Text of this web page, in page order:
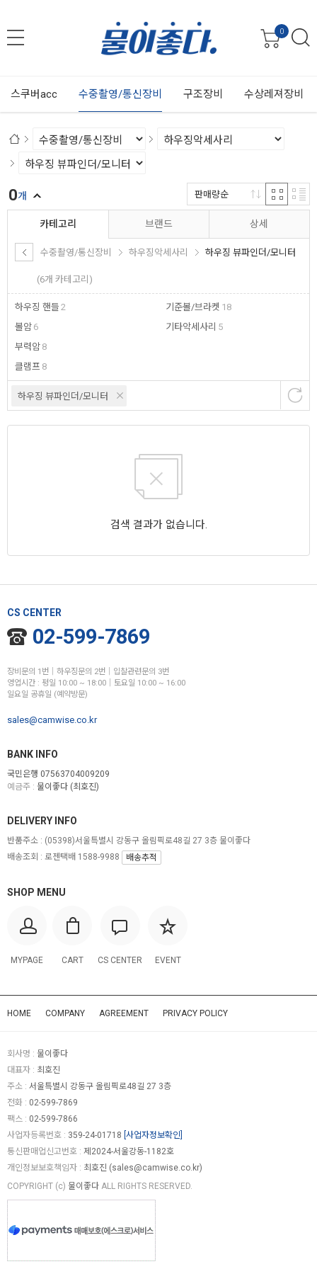
0
스쿠버acc 수중촬영/통신장비 구조장비 수상레져장비
카테고리
수중촬영/통신장비 하우징악세사리 하우징 뷰파인더/모니터
(6개 카테고리)
하우징 핸들 2
볼암 6
부력암 8
클램프 8
기준볼/브라켓 18
기타악세사리 5
브랜드 상세
하우징 뷰파인더/모니터
0개 판매량순
검색 결과가 없습니다.
CS CENTER
02-599-7869
장비문의 1번│하우징문의 2번│입찰관련문의 3번
영업시간 : 평일 10:00 ~ 18:00│토요일 10:00 ~ 16:00
일요일 공휴일 (예약방문)
sales@camwise.co.kr
BANK INFO
국민은행 07563704009209
예금주 : 물이좋다 (최호진)
SHOP MENU
MYPAGE CART CS CENTER EVENT
DELIVERY INFO
반품주소 : (05398)서울특별시 강동구 올림픽로48길 27 3층 물이좋다
배송조회 : 로젠택배 1588-9988
배송추적
HOME COMPANY AGREEMENT PRIVACY POLICY
회사명 : 물이좋다
대표자 : 최호진
주소 : 서울특별시 강동구 올림픽로48길 27 3층
전화 : 02-599-7869
팩스 : 02-599-7866
사업자등록번호 : 359-24-01718 [사업자정보확인]
통신판매업신고번호 : 제2024-서울강동-1182호
개인정보보호책임자 : 최호진 (sales@camwise.co.kr)
COPYRIGHT (c) 물이좋다 ALL RIGHTS RESERVED.